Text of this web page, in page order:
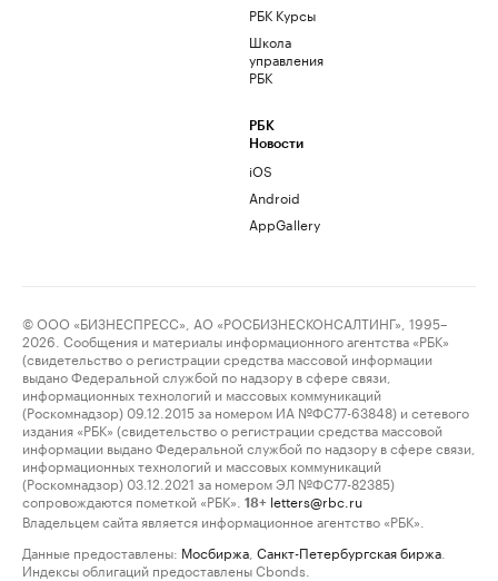
РБК Курсы
Школа
управления
РБК
РБК
Новости
iOS
Android
AppGallery
© ООО «БИЗНЕСПРЕСС», АО «РОСБИЗНЕСКОНСАЛТИНГ», 1995–
2026. Сообщения и материалы информационного агентства «РБК»
(свидетельство о регистрации средства массовой информации
выдано Федеральной службой по надзору в сфере связи,
информационных технологий и массовых коммуникаций
(Роскомнадзор) 09.12.2015 за номером ИА №ФС77-63848) и сетевого
издания «РБК» (свидетельство о регистрации средства массовой
информации выдано Федеральной службой по надзору в сфере связи,
информационных технологий и массовых коммуникаций
(Роскомнадзор) 03.12.2021 за номером ЭЛ №ФС77-82385)
сопровождаются пометкой «РБК».
18+ letters@rbc.ru
Владельцем сайта является информационное агентство «РБК».
Данные предоставлены: Мосбиржа Санкт-Петербургская биржа
Индексы облигаций предоставлены Cbonds.